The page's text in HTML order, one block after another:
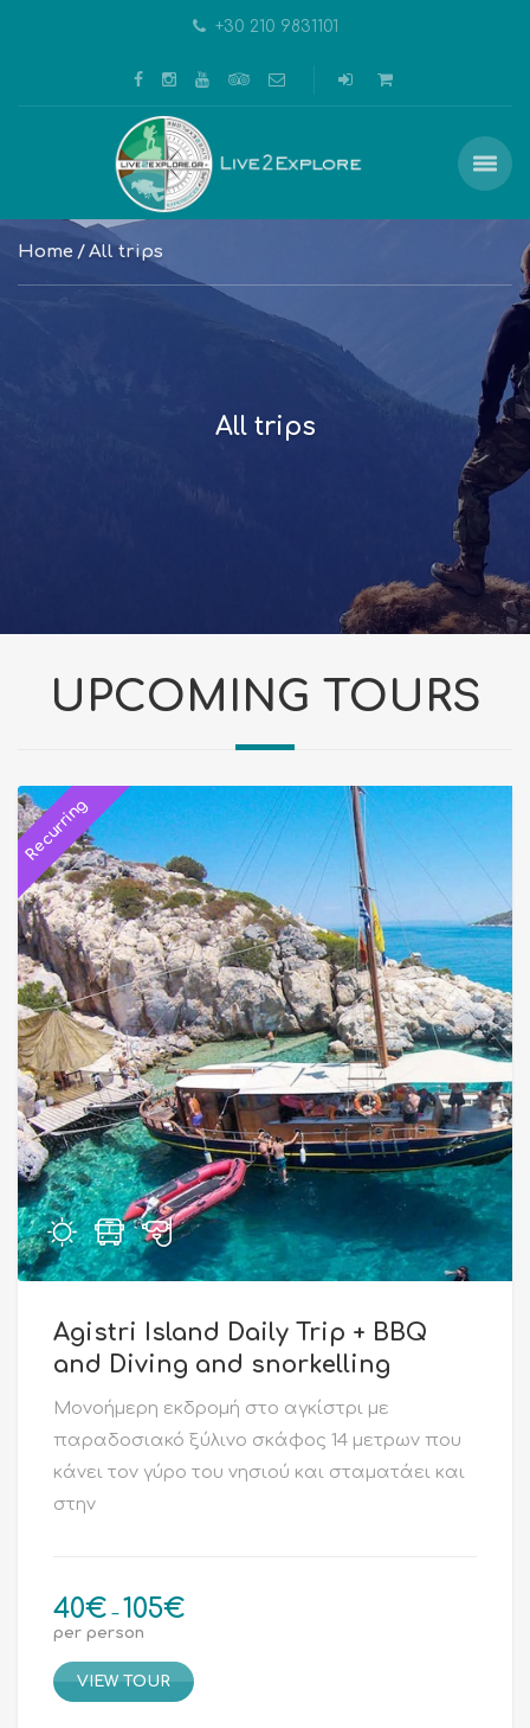
+30 210 9831101
Home All trips
All trips
UPCOMING TOURS
Recurring
Agistri Island Daily Trip + BBQ
and Diving and snorkelling
Mονοήμερη εκδρομή στο αγκίστρι με
παραδοσιακό ξύλινο σκάφος 14 μετρων που
κάνει τον γύρο του νησιού και σταματάει και
στην
40€ – 105€
40€
through
per person
VIEW TOUR